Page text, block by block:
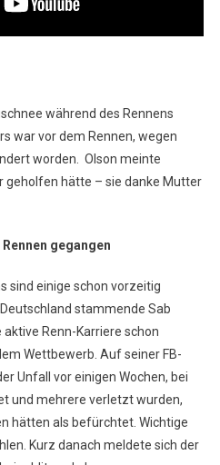
während des Rennens
war vor dem Rennen, wegen
worden. Olson meinte
geholfen hätte – sie danke Mutter
gegangen
sind einige schon vorzeitig
stammende Sab
Renn-Karriere schon
Wettbewerb. Auf seiner FB-
Unfall vor einigen Wochen, bei
und mehrere verletzt wurden,
hätten als befürchtet. Wichtige
Kurz danach meldete sich der